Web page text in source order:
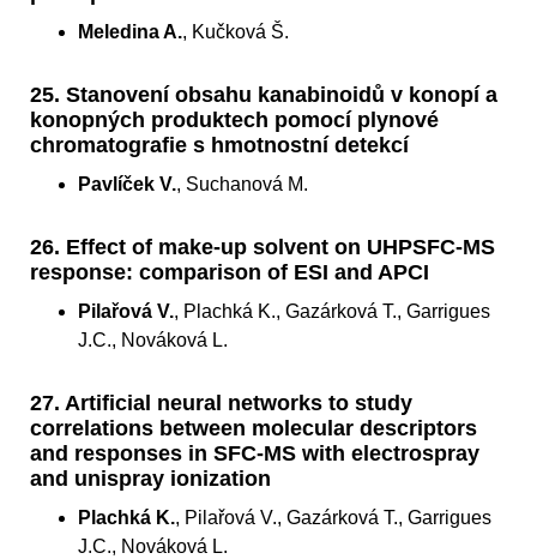
Meledina A., Kučková Š.
25. Stanovení obsahu kanabinoidů v konopí a
konopných produktech pomocí plynové
chromatografie s hmotnostní detekcí
Pavlíček V., Suchanová M.
26. Effect of make-up solvent on UHPSFC-MS
response: comparison of ESI and APCI
Pilařová V., Plachká K., Gazárková T., Garrigues
J.C., Nováková L.
27. Artificial neural networks to study
correlations between molecular descriptors
and responses in SFC-MS with electrospray
and unispray ionization
Plachká K., Pilařová V., Gazárková T., Garrigues
J.C., Nováková L.